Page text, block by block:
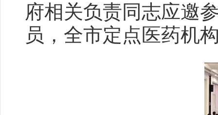
府相关负责同志应邀
员，全市定点医药机